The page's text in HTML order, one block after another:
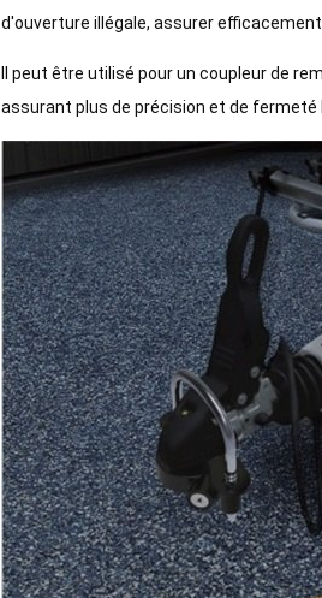
d'ouverture illégale, assurer
Il peut être utilisé pour un coupleur de
assurant plus de précision et de fermeté